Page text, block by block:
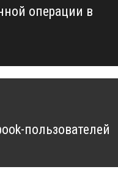
операции в
пользователей